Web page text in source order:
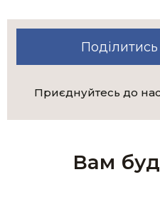
Поділитись
Приєднуйтесь до
Вам